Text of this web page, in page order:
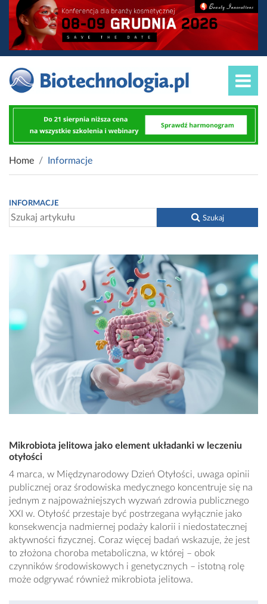
Home Informacje
INFORMACJE
Szukaj
Mikrobiota jelitowa jako element układanki w leczeniu
otyłości
4 marca, w Międzynarodowy Dzień Otyłości, uwaga opinii
publicznej oraz środowiska medycznego koncentruje się na
jednym z najpoważniejszych wyzwań zdrowia publicznego
XXI w. Otyłość przestaje być postrzegana wyłącznie jako
konsekwencja nadmiernej podaży kalorii i niedostatecznej
aktywności fizycznej. Coraz więcej badań wskazuje, że jest
to złożona choroba metaboliczna, w której – obok
czynników środowiskowych i genetycznych – istotną rolę
może odgrywać również mikrobiota jelitowa.